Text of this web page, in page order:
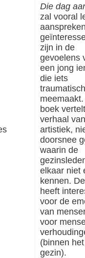
Die dag
zal vooral
zijn in de
gevoelens
een jong
die iets
traumatisch
boek
verhaal
artistiek,
doorsnee
waarin de
elkaar niet
kennen.
heeft
voor de
van
voor
(binnen het
gezin).